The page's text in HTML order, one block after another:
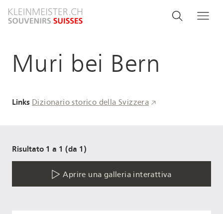
Search
Cerca
Muri bei Bern
Links Dizionario storico della Svizzera
Risultato 1 a 1 (da 1)
Aprire una galleria interattiva